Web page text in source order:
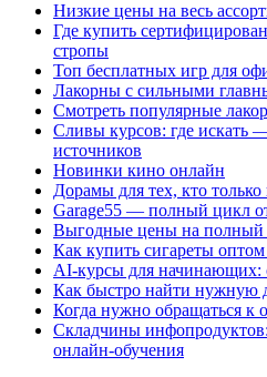
Низкие цены на весь
Где купить
стропы
Топ бесплатных игр для
Лакорны с сильными
Смотреть популярные
Сливы курсов: где искать
источников
Новинки кино онлайн
Дорамы для тех, кто только
Garage55 — полный цикл
Выгодные цены на полный
Как купить сигареты
AI-курсы для начинающих:
Как быстро найти нужную
Когда нужно обращаться к
Складчины
онлайн-обучения